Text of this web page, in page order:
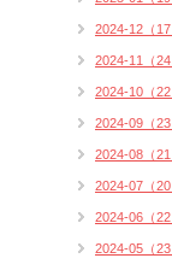
2024-12（17
2024-11（24
2024-10（22
2024-09（23
2024-08（21
2024-07（20
2024-06（22
2024-05（23